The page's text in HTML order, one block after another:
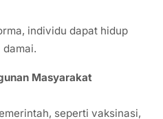
individu dapat hidup
Masyarakat
seperti vaksinasi,